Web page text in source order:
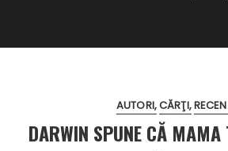
AUTORI CĂRŢI
DARWIN SPUNE CĂ MAMA